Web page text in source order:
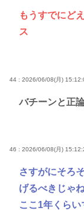
もうすでにど
ス
44 : 2026/06/08(月)
バチーンと正
46 : 2026/06/08(月)
さすがにそろ
げるべきじゃ
ここ1年くらい